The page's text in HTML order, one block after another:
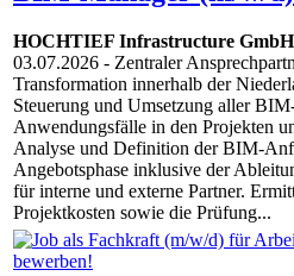
HOCHTIEF Infrastructure GmbH
03.07.2026 - Zentraler
Transformation innerhalb der
Steuerung und Umsetzung aller
Anwendungsfälle in den Projekten
Analyse und Definition der BIM-
Angebotsphase inklusive der
für interne und externe Partner.
Projektkosten sowie die Prüfung...